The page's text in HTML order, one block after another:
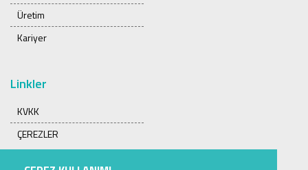
Üretim
Kariyer
Linkler
KVKK
ÇEREZLER